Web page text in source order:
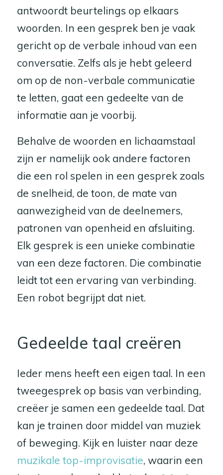
antwoordt beurtelings op elkaars
woorden. In een gesprek ben je vaak
gericht op de verbale inhoud van een
conversatie. Zelfs als je hebt geleerd
om op de non-verbale communicatie
te letten, gaat een gedeelte van de
informatie aan je voorbij.
Behalve de woorden en lichaamstaal
zijn er namelijk ook andere factoren
die een rol spelen in een gesprek zoals
de snelheid, de toon, de mate van
aanwezigheid van de deelnemers,
patronen van openheid en afsluiting.
Elk gesprek is een unieke combinatie
van een deze factoren. Die combinatie
leidt tot een ervaring van verbinding.
Een robot begrijpt dat niet.
Gedeelde taal creëren
Ieder mens heeft een eigen taal. In een
tweegesprek op basis van verbinding,
creëer je samen een gedeelde taal. Dat
kan je trainen door middel van muziek
of beweging. Kijk en luister naar deze
muzikale top-improvisatie, waarin een